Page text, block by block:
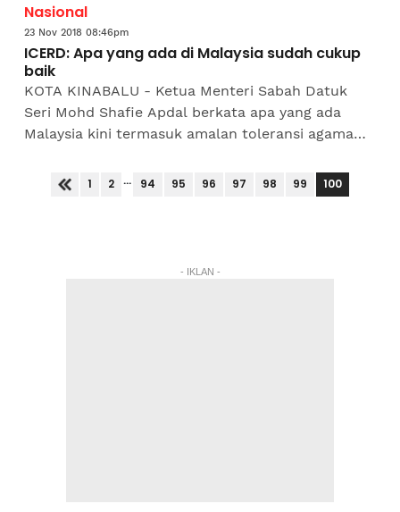
Nasional
23 Nov 2018 08:46pm
ICERD: Apa yang ada di Malaysia sudah cukup
baik
KOTA KINABALU - Ketua Menteri Sabah Datuk
Seri Mohd Shafie Apdal berkata apa yang ada
Malaysia kini termasuk amalan toleransi agama
rakyat pelbagai kaum di...
1 2 ... 94 95 96 97 98 99 100
- IKLAN -